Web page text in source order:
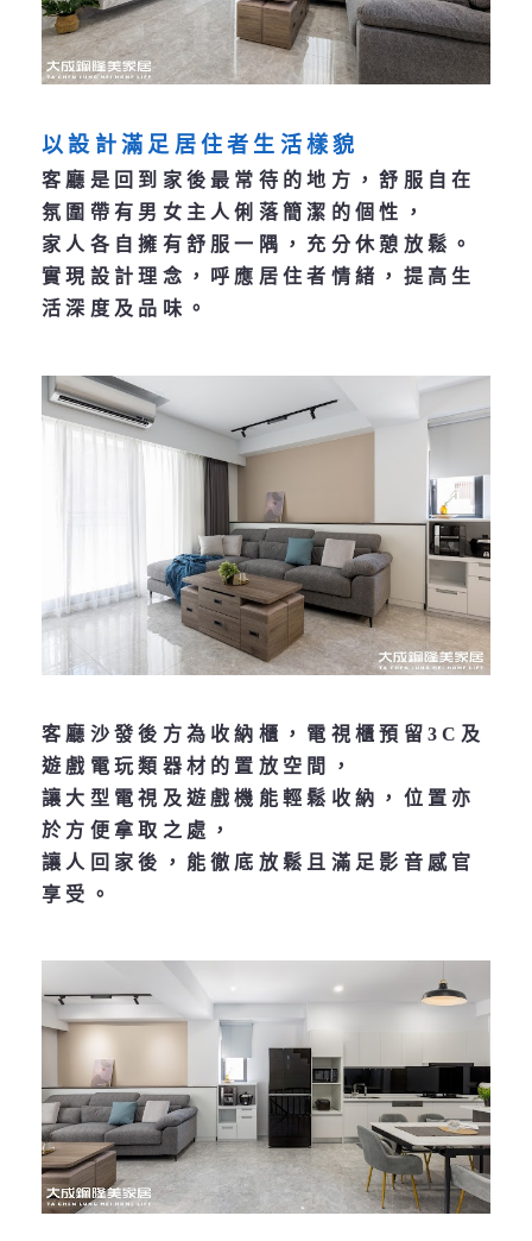
以設計滿足居住者生活樣貌
客廳是回到家後最常待的地方，舒服自在
氛圍帶有男女主人俐落簡潔的個性，
家人各自擁有舒服一隅，充分休憩放鬆。
實現設計理念，呼應居住者情緒，提高生
活深度及品味。
客廳沙發後方為收納櫃，電視櫃預留3C及
遊戲電玩類器材的置放空間，
讓大型電視及遊戲機能輕鬆收納，位置亦
於方便拿取之處，
讓人回家後，能徹底放鬆且滿足影音感官
享受。